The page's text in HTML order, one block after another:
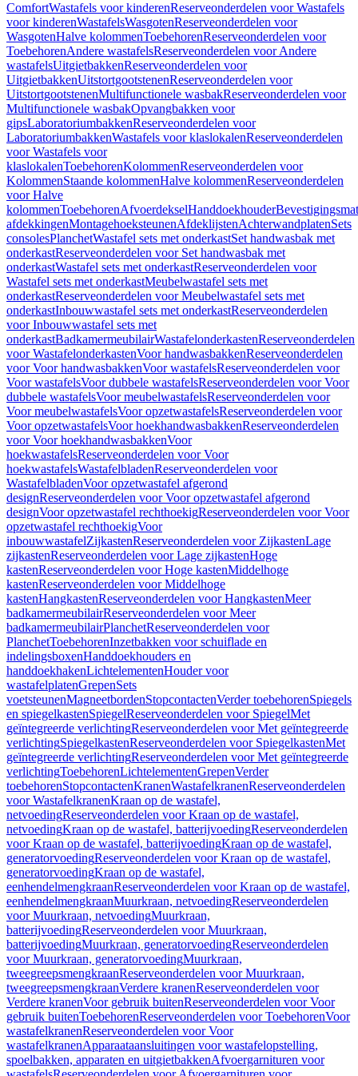
ComfortWastafels voor kinderenReserveonderdelen voor Wastafels
voor kinderenWastafelsWasgotenReserveonderdelen voor
WasgotenHalve kolommenToebehorenReserveonderdelen voor
ToebehorenAndere wastafelsReserveonderdelen voor Andere
wastafelsUitgietbakkenReserveonderdelen voor
UitgietbakkenUitstortgootstenenReserveonderdelen voor
UitstortgootstenenMultifunctionele wasbakReserveonderdelen voor
Multifunctionele wasbakOpvangbakken voor
gipsLaboratoriumbakkenReserveonderdelen voor
LaboratoriumbakkenWastafels voor klaslokalenReserveonderdelen
voor Wastafels voor
klaslokalenToebehorenKolommenReserveonderdelen voor
KolommenStaande kolommenHalve kolommenReserveonderdelen
voor Halve
kolommenToebehorenAfvoerdekselHanddoekhouder
afdekkingenMontagehoeksteunenAfdeklijstenAchterwandplatenSets
consolesPlanchetWastafel sets met onderkastSet handwasbak met
onderkastReserveonderdelen voor Set handwasbak met
onderkastWastafel sets met onderkastReserveonderdelen voor
Wastafel sets met onderkastMeubelwastafel sets met
onderkastReserveonderdelen voor Meubelwastafel sets met
onderkastInbouwwastafel sets met onderkastReserveonderdelen
voor Inbouwwastafel sets met
onderkastBadkamermeubilairWastafelonderkastenReserveonderdelen
voor WastafelonderkastenVoor handwasbakkenReserveonderdelen
voor Voor handwasbakkenVoor wastafelsReserveonderdelen voor
Voor wastafelsVoor dubbele wastafelsReserveonderdelen voor Voor
dubbele wastafelsVoor meubelwastafelsReserveonderdelen voor
Voor meubelwastafelsVoor opzetwastafelsReserveonderdelen voor
Voor opzetwastafelsVoor hoekhandwasbakkenReserveonderdelen
voor Voor hoekhandwasbakkenVoor
hoekwastafelsReserveonderdelen voor Voor
hoekwastafelsWastafelbladenReserveonderdelen voor
WastafelbladenVoor opzetwastafel afgerond
designReserveonderdelen voor Voor opzetwastafel afgerond
designVoor opzetwastafel rechthoekigReserveonderdelen voor Voor
opzetwastafel rechthoekigVoor
inbouwwastafelZijkastenReserveonderdelen voor ZijkastenLage
zijkastenReserveonderdelen voor Lage zijkastenHoge
kastenReserveonderdelen voor Hoge kastenMiddelhoge
kastenReserveonderdelen voor Middelhoge
kastenHangkastenReserveonderdelen voor HangkastenMeer
badkamermeubilairReserveonderdelen voor Meer
badkamermeubilairPlanchetReserveonderdelen voor
PlanchetToebehorenInzetbakken voor schuiflade en
indelingsboxenHanddoekhouders en
handdoekhakenLichtelementenHouder voor
wastafelplatenGrepenSets
voetsteunenMagneetbordenStopcontactenVerder toebehorenSpiegels
en spiegelkastenSpiegelReserveonderdelen voor SpiegelMet
geïntegreerde verlichtingReserveonderdelen voor Met geïntegreerde
verlichtingSpiegelkastenReserveonderdelen voor SpiegelkastenMet
geïntegreerde verlichtingReserveonderdelen voor Met geïntegreerde
verlichtingToebehorenLichtelementenGrepenVerder
toebehorenStopcontactenKranenWastafelkranenReserveonderdelen
voor WastafelkranenKraan op de wastafel,
netvoedingReserveonderdelen voor Kraan op de wastafel,
netvoedingKraan op de wastafel, batterijvoedingReserveonderdelen
voor Kraan op de wastafel, batterijvoedingKraan op de wastafel,
generatorvoedingReserveonderdelen voor Kraan op de wastafel,
generatorvoedingKraan op de wastafel,
eenhendelmengkraanReserveonderdelen voor Kraan op de wastafel,
eenhendelmengkraanMuurkraan, netvoedingReserveonderdelen
voor Muurkraan, netvoedingMuurkraan,
batterijvoedingReserveonderdelen voor Muurkraan,
batterijvoedingMuurkraan, generatorvoedingReserveonderdelen
voor Muurkraan, generatorvoedingMuurkraan,
tweegreepsmengkraanReserveonderdelen voor Muurkraan,
tweegreepsmengkraanVerdere kranenReserveonderdelen voor
Verdere kranenVoor gebruik buitenReserveonderdelen voor Voor
gebruik buitenToebehorenReserveonderdelen voor ToebehorenVoor
wastafelkranenReserveonderdelen voor Voor
wastafelkranenApparaataansluitingen voor wastafelopstelling,
spoelbakken, apparaten en uitgietbakkenAfvoergarnituren voor